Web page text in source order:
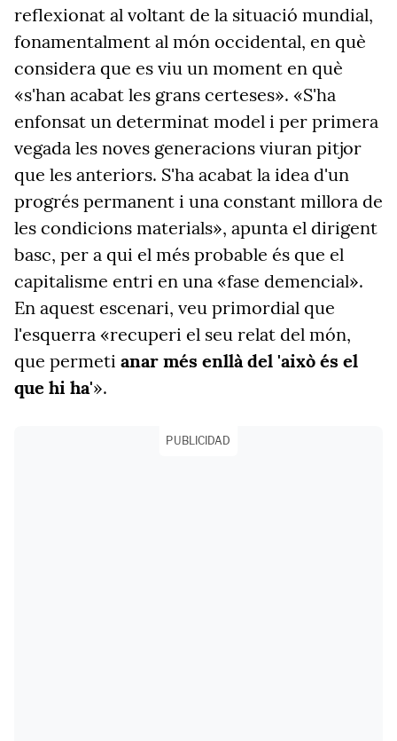
reflexionat al voltant de la situació mundial,
fonamentalment al món occidental, en què
considera que es viu un moment en què
«s'han acabat les grans certeses». «S'ha
enfonsat un determinat model i per primera
vegada les noves generacions viuran pitjor
que les anteriors. S'ha acabat la idea d'un
progrés permanent i una constant millora de
les condicions materials», apunta el dirigent
basc, per a qui el més probable és que el
capitalisme entri en una «fase demencial».
En aquest escenari, veu primordial que
l'esquerra «recuperi el seu relat del món,
que permeti anar més enllà del 'això és el
que hi ha'».
PUBLICIDAD